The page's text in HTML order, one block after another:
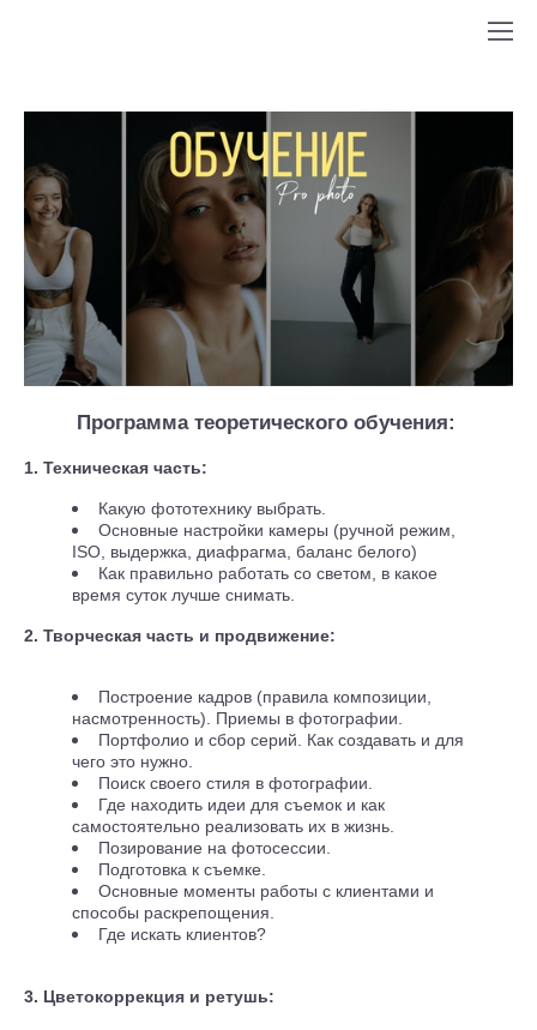
Программа теоретического обучения:
1. Техническая часть:
Какую фототехнику выбрать.
Основные настройки камеры (ручной режим,
ISO, выдержка, диафрагма, баланс белого)
Как правильно работать со светом, в какое
время суток лучше снимать.
2. Творческая часть и продвижение:
Построение кадров (правила композиции,
насмотренность). Приемы в фотографии.
Портфолио и сбор серий. Как создавать и для
чего это нужно.
Поиск своего стиля в фотографии.
Где находить идеи для съемок и как
самостоятельно реализовать их в жизнь.
Позирование на фотосессии.
Подготовка к съемке.
Основные моменты работы с клиентами и
способы раскрепощения.
Где искать клиентов?
3. Цветокоррекция и ретушь: